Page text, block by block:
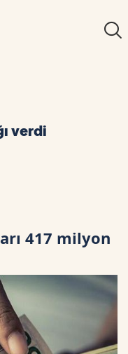
verdi
417 milyon